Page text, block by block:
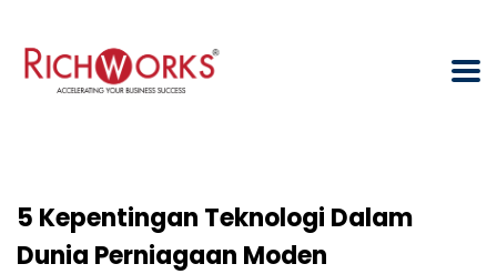
5 Kepentingan Teknologi Dalam
Dunia Perniagaan Moden